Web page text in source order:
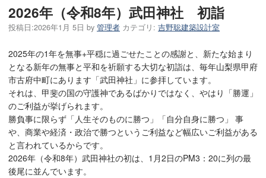
2026年（令和8年）武田神社 初詣
投稿日:2026年1月 5日 by 管理者 カテゴリ: 吉野聡建築設計室
2025年の1年を無事+平穏に過ごせたことの感謝と、新たな始まり
となる新年の無事と平和を祈願する大切な初詣は、毎年山梨県甲府
市古府中町にあります「武田神社」に参拝しています。
それは、甲斐の国の守護神であるばかりではなく、やはり「勝運」
のご利益が挙げられます。
勝負事に限らず「人生そのものに勝つ」「自分自身に勝つ」 事
や、商業や経済・政治で勝つというご利益など幅広いご利益がある
と言われているからです。
2026年（令和8年）武田神社の初は、1月2日のPM3：20に列の最
後尾に並んでいます。